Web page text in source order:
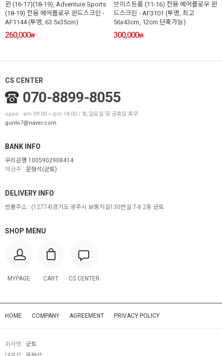
윈 (16-17)(18-19), Adventure Sports
(18-19) 전용 에어플로우 윈드스크린 -
AF1144 (투명, 63.5x35cm)
260,000₩
브이스트롬 (11-16) 전용 에어플로우 윈
드스크린 - AF3101 (투명, 최고
56x43cm, 12cm 단축가능)
300,000₩
CS CENTER
070-8899-8055
open : am 09:00 ~ pm 18:00 / 토,일요일 및 공휴일 휴무
gunto7@naver.com
BANK INFO
우리은행 1005902908414
예금주 : 문형석(군토)
SHOP MENU
MYPAGE CART CS CENTER
DELIVERY INFO
반품주소 : (12774)경기도 광주시 보뚱치길130번길 7-8 2동 군토
HOME COMPANY AGREEMENT PRIVACY POLICY
회사명 : 군토